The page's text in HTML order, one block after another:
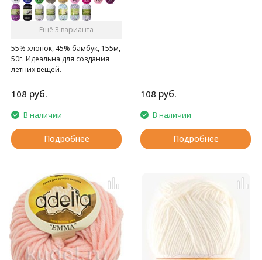
Ещё 3 варианта
55% хлопок, 45% бамбук, 155м,
50г. Идеальна для создания
летних вещей.
108 руб.
В наличии
Подробнее
108 руб.
В наличии
Подробнее